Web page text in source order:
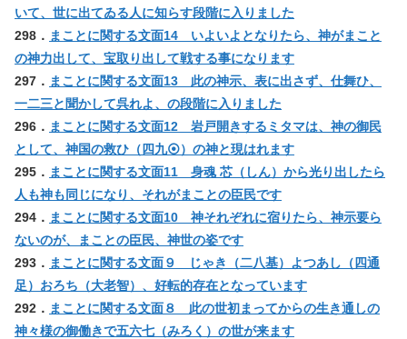
いて、世に出てゐる人に知らす段階に入りました
298． まことに関する文面14 いよいよとなりたら、神がまこと
の神力出して、宝取り出して戦する事になります
297． まことに関する文面13 此の神示、表に出さず、仕舞ひ、
一二三と聞かして呉れよ、の段階に入りました
296． まことに関する文面12 岩戸開きするミタマは、神の御民
として、神国の救ひ（四九⦿）の神と現はれます
295． まことに関する文面11 身魂 芯（しん）から光り出したら
人も神も同じになり、それがまことの臣民です
294． まことに関する文面10 神それぞれに宿りたら、神示要ら
ないのが、まことの臣民、神世の姿です
293． まことに関する文面９ じゃき（二八基）よつあし（四通
足）おろち（大老智）、好転的存在となっています
292． まことに関する文面８ 此の世初まってからの生き通しの
神々様の御働きで五六七（みろく）の世が来ます